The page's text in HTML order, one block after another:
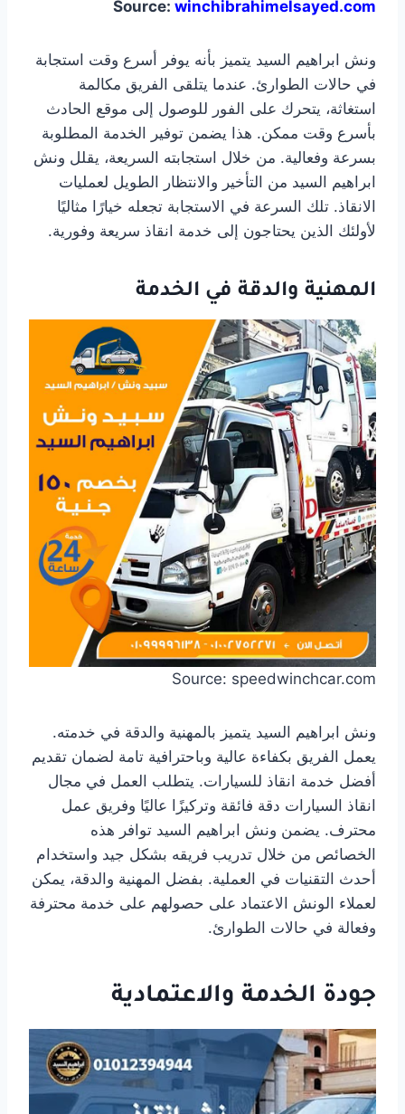
Source: winchibrahimelsayed.com
ونش ابراهيم السيد يتميز بأنه يوفر أسرع وقت استجابة
في حالات الطوارئ. عندما يتلقى الفريق مكالمة
استغاثة، يتحرك على الفور للوصول إلى موقع الحادث
بأسرع وقت ممكن. هذا يضمن توفير الخدمة المطلوبة
بسرعة وفعالية. من خلال استجابته السريعة، يقلل ونش
ابراهيم السيد من التأخير والانتظار الطويل لعمليات
الانقاذ. تلك السرعة في الاستجابة تجعله خيارًا مثاليًا
لأولئك الذين يحتاجون إلى خدمة انقاذ سريعة وفورية.
المهنية والدقة في الخدمة
Source: speedwinchcar.com
ونش ابراهيم السيد يتميز بالمهنية والدقة في خدمته.
يعمل الفريق بكفاءة عالية وباحترافية تامة لضمان تقديم
أفضل خدمة انقاذ للسيارات. يتطلب العمل في مجال
انقاذ السيارات دقة فائقة وتركيزًا عاليًا وفريق عمل
محترف. يضمن ونش ابراهيم السيد توافر هذه
الخصائص من خلال تدريب فريقه بشكل جيد واستخدام
أحدث التقنيات في العملية. بفضل المهنية والدقة، يمكن
لعملاء الونش الاعتماد على حصولهم على خدمة محترفة
وفعالة في حالات الطوارئ.
جودة الخدمة والاعتمادية